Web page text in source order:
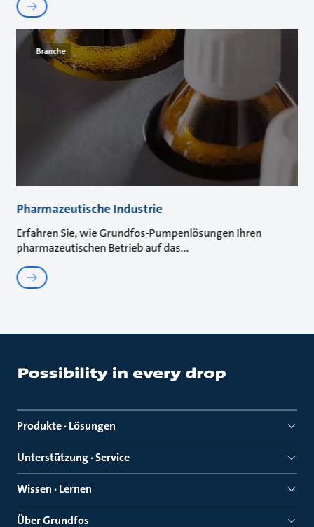
Branche
Pharmazeutische Industrie
Erfahren Sie, wie Grundfos-Pumpenlösungen Ihren
pharmazeutischen Betrieb auf das
Produkte · Lösungen
Unterstützung · Service
Wissen · Lernen
Über Grundfos